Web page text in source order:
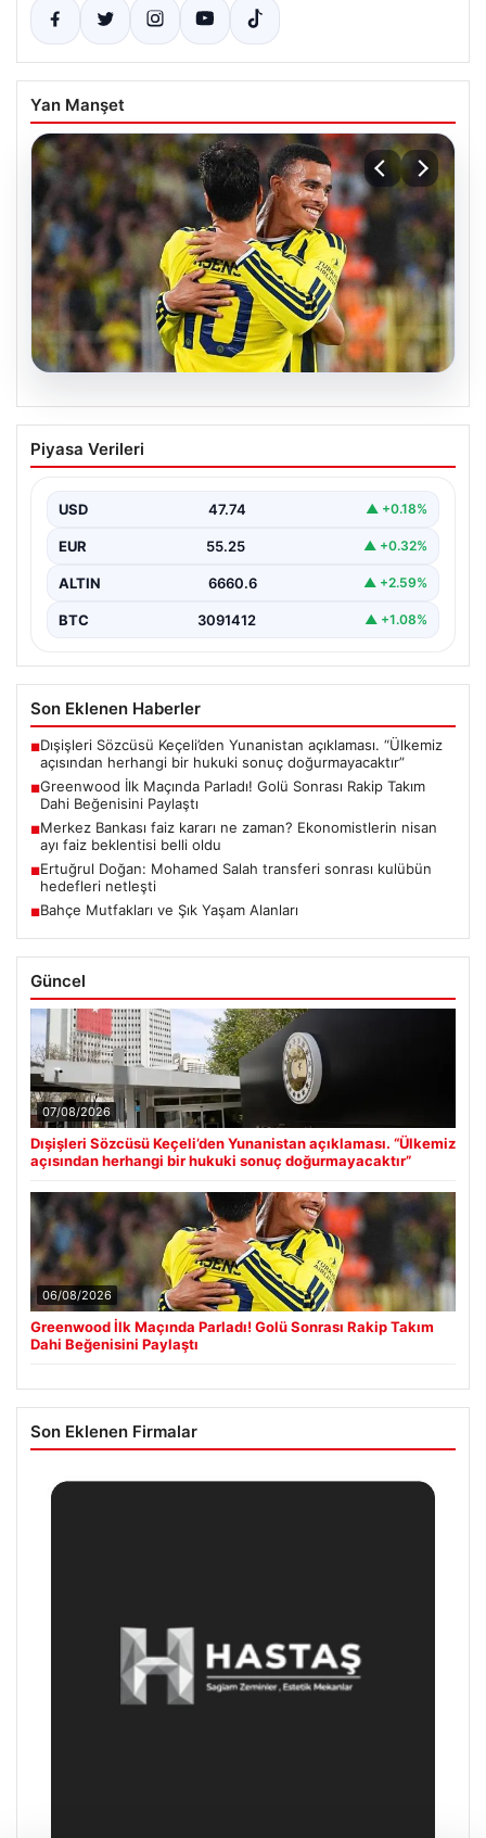
Yan Manşet
Greenwood İlk Maçında Parladı! Golü
Sonrası Rakip Takım Dahi Beğenisini
Mason Greenwood, yeni takımı Fenerbahçe ile önemli
Piyasa Verileri
USD 47.74 ▲ +0.18%
EUR 55.25 ▲ +0.32%
ALTIN 6660.6 ▲ +2.59%
BTC 3091412 ▲ +1.08%
Son Eklenen Haberler
■Dışişleri Sözcüsü Keçeli’den Yunanistan açıklaması. “Ülkemiz
açısından herhangi bir hukuki sonuç doğurmayacaktır”
■Greenwood İlk Maçında Parladı! Golü Sonrası Rakip Takım
Dahi Beğenisini Paylaştı
■Merkez Bankası faiz kararı ne zaman? Ekonomistlerin nisan
ayı faiz beklentisi belli oldu
■Ertuğrul Doğan: Mohamed Salah transferi sonrası kulübün
hedefleri netleşti
■Bahçe Mutfakları ve Şık Yaşam Alanları
Güncel
07/08/2026
Dışişleri Sözcüsü Keçeli’den Yunanistan açıklaması. “Ülkemiz
açısından herhangi bir hukuki sonuç doğurmayacaktır”
06/08/2026
Greenwood İlk Maçında Parladı! Golü Sonrası Rakip Takım
Dahi Beğenisini Paylaştı
Son Eklenen Firmalar